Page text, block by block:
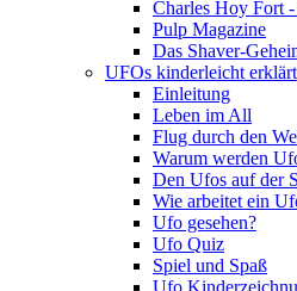
Charles Hoy Fort
Pulp Magazine
Das Shaver-
UFOs kinderleicht erklärt
Einleitung
Leben im All
Flug durch den
Warum werden
Den Ufos auf der
Wie arbeitet ein
Ufo gesehen?
Ufo Quiz
Spiel und Spaß
Ufo